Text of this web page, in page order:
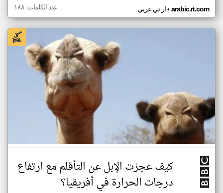
ار تي عربي• arabic.rt.com عدد الكلمات: ١٨٨
كيف عجزت الإبل عن التأقلم مع ارتفاع
درجات الحرارة في أفريقيا؟